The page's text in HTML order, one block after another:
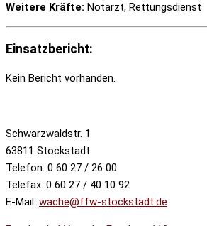
Weitere Kräfte: Notarzt, Rettungsdienst
Einsatzbericht:
Kein Bericht vorhanden.
Schwarzwaldstr. 1
63811 Stockstadt
Telefon: 0 60 27 / 26 00
Telefax: 0 60 27 / 40 10 92
E-Mail: wache@ffw-stockstadt.de